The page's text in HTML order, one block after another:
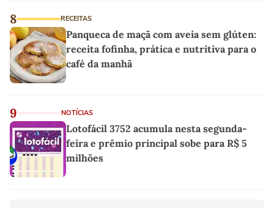
8 RECEITAS
Panqueca de maçã com aveia sem glúten:
receita fofinha, prática e nutritiva para o
café da manhã
9 NOTÍCIAS
Lotofácil 3752 acumula nesta segunda-
feira e prêmio principal sobe para R$ 5
milhões